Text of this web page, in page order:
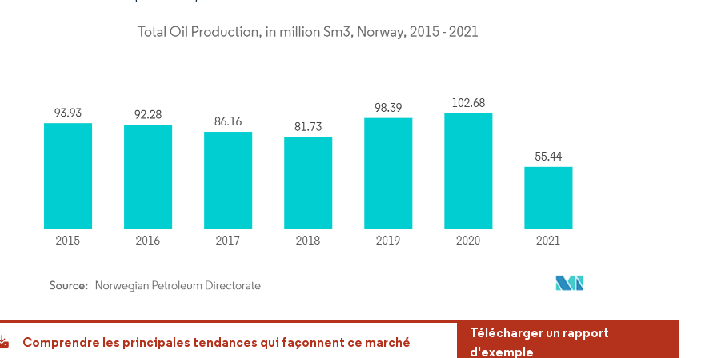
Intelligence. La réutilisation nécessite une attribution sous CC BY 4.0.
Comprendre les principales tendances qui façonnent ce marché
Télécharger un rapport
d'exemple